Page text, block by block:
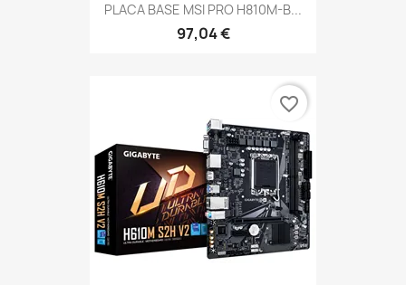
PLACA BASE MSI PRO H810M-B...
97,04 €
favorite_border